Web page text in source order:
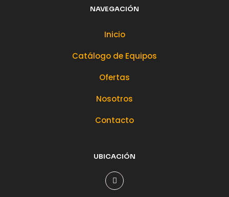
NAVEGACIÓN
Inicio
Catálogo de Equipos
Ofertas
Nosotros
Contacto
UBICACIÓN